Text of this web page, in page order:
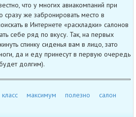
что у многих авиакомпаний при
сразу же забронировать место в
в Интернете «раскладки» салонов
себе ряд по вкусу. Так, на первых
спинку сиденья вам в лицо, зато
да и еду принесут в первую очередь
долгим).
класс максимум полезно
салон